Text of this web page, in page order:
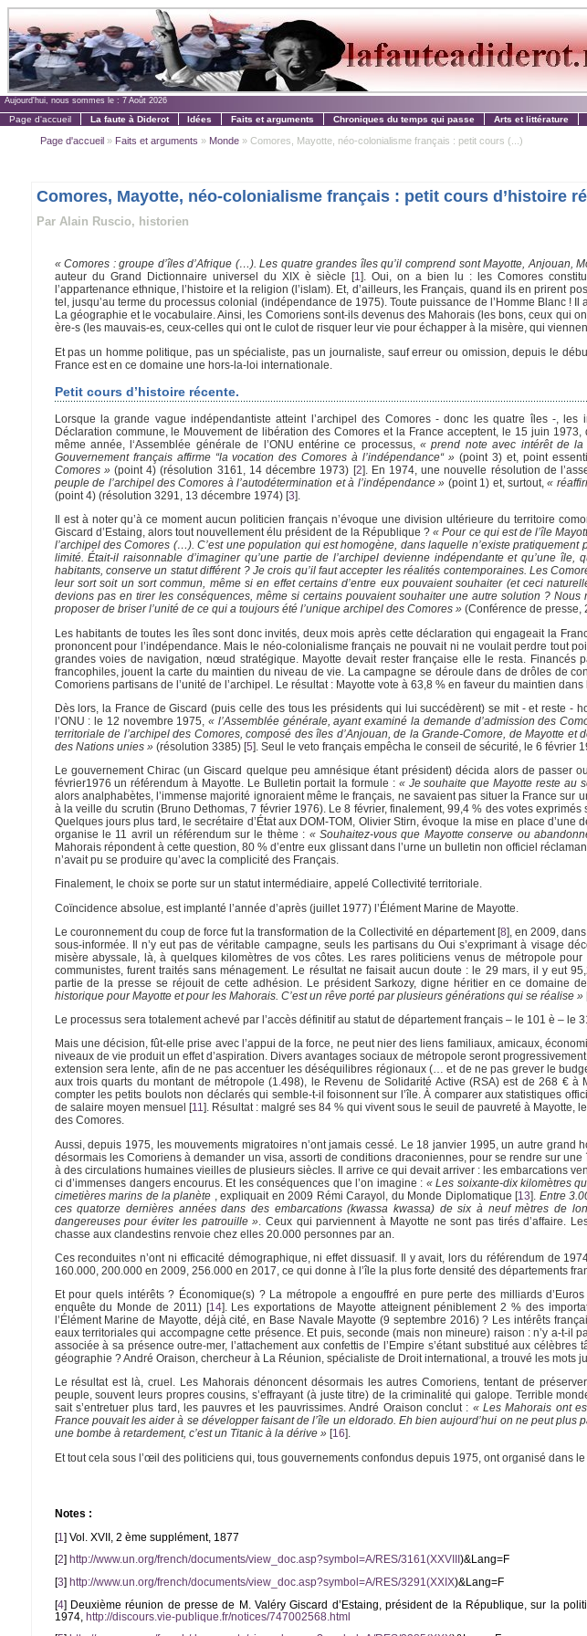
Aujourd'hui, nous sommes le : 7 Août 2026
Page d'accueil La faute à Diderot Idées Faits et arguments Chroniques du temps qui passe Arts et littérature
Page d'accueil» Faits et arguments » Monde» Comores, Mayotte, néo-colonialisme français : petit cours (...)
Comores, Mayotte, néo-colonialisme français : petit cours d’histoire
Par Alain Ruscio, historien
« Comores : groupe d’îles d’Afrique (…). Les quatre grandes îles qu’il comprend sont Mayotte, Anjouan,
auteur du Grand Dictionnaire universel du XIX è siècle [1]. Oui, on a bien lu : les Comores
l’appartenance ethnique, l’histoire et la religion (l’islam). Et, d’ailleurs, les Français, quand ils en prirent
tel, jusqu’au terme du processus colonial (indépendance de 1975). Toute puissance de l’Homme Blanc !
La géographie et le vocabulaire. Ainsi, les Comoriens sont-ils devenus des Mahorais (les bons, ceux qui
ère-s (les mauvais-es, ceux-celles qui ont le culot de risquer leur vie pour échapper à la misère, qui
Et pas un homme politique, pas un spécialiste, pas un journaliste, sauf erreur ou omission, depuis le
France est en ce domaine une hors-la-loi internationale.
Petit cours d’histoire récente.
Lorsque la grande vague indépendantiste atteint l’archipel des Comores - donc les quatre îles -, les
Déclaration commune, le Mouvement de libération des Comores et la France acceptent, le 15 juin
même année, l‘Assemblée générale de l’ONU entérine ce processus,« prend note avec intérêt de
Gouvernement français affirme “la vocation des Comores à l’indépendance“ » (point 3) et, point
Comores »(point 4) (résolution 3161, 14 décembre 1973) [2]. En 1974, une nouvelle résolution de
peuple de l’archipel des Comores à l’autodétermination et à l’indépendance » (point 1) et, surtout,«
(point 4) (résolution 3291, 13 décembre 1974)[3].
Il est à noter qu’à ce moment aucun politicien français n’évoque une division ultérieure du territoire
Giscard d’Estaing, alors tout nouvellement élu président de la République ?« Pour ce qui est de l’île
l’archipel des Comores (…). C’est une population qui est homogène, dans laquelle n’existe
limité. Était-il raisonnable d’imaginer qu’une partie de l’archipel devienne indépendante et qu’une
habitants, conserve un statut différent ? Je crois qu’il faut accepter les réalités contemporaines. Les
leur sort soit un sort commun, même si en effet certains d’entre eux pouvaient souhaiter (et ceci
devions pas en tirer les conséquences, même si certains pouvaient souhaiter une autre solution ? Nous
proposer de briser l’unité de ce qui a toujours été l’unique archipel des Comores »(Conférence de presse,
Les habitants de toutes les îles sont donc invités, deux mois après cette déclaration qui engageait la
prononcent pour l’indépendance. Mais le néo-colonialisme français ne pouvait ni ne voulait perdre tout
grandes voies de navigation, nœud stratégique. Mayotte devait rester française elle le resta. Financés
francophiles, jouent la carte du maintien du niveau de vie. La campagne se déroule dans de drôles de
Comoriens partisans de l’unité de l’archipel. Le résultat : Mayotte vote à 63,8 % en faveur du maintien dans
Dès lors, la France de Giscard (puis celle des tous les présidents qui lui succédèrent) se mit - et reste -
l’ONU : le 12 novembre 1975,« l’Assemblée générale, ayant examiné la demande d’admission des
territoriale de l’archipel des Comores, composé des îles d’Anjouan, de la Grande-Comore, de Mayotte
des Nations unies »(résolution 3385)[5]. Seul le veto français empêcha le conseil de sécurité, le 6 février
Le gouvernement Chirac (un Giscard quelque peu amnésique étant président) décida alors de passer
février1976 un référendum à Mayotte. Le Bulletin portait la formule : « Je souhaite que Mayotte reste au
alors analphabètes, l’immense majorité ignoraient même le français, ne savaient pas situer la France sur
à la veille du scrutin (Bruno Dethomas, 7 février 1976). Le 8 février, finalement, 99,4 % des votes
Quelques jours plus tard, le secrétaire d’État aux DOM-TOM, Olivier Stirn, évoque la mise en place d’une
organise le 11 avril un référendum sur le thème : « Souhaitez-vous que Mayotte conserve ou
Mahorais répondent à cette question, 80 % d’entre eux glissant dans l’urne un bulletin non officiel
n’avait pu se produire qu’avec la complicité des Français.
Finalement, le choix se porte sur un statut intermédiaire, appelé Collectivité territoriale.
Coïncidence absolue, est implanté l’année d’après (juillet 1977) l’Élément Marine de Mayotte.
Le couronnement du coup de force fut la transformation de la Collectivité en département[8], en 2009,
sous-informée. Il n’y eut pas de véritable campagne, seuls les partisans du Oui s’exprimant à visage
misère abyssale, là, à quelques kilomètres de vos côtes. Les rares politiciens venus de métropole
communistes, furent traités sans ménagement. Le résultat ne faisait aucun doute : le 29 mars, il y eut
partie de la presse se réjouit de cette adhésion. Le président Sarkozy, digne héritier en ce domaine
historique pour Mayotte et pour les Mahorais. C’est un rêve porté par plusieurs générations qui se réalise »
Le processus sera totalement achevé par l’accès définitif au statut de département français – le 101 è – le
Mais une décision, fût-elle prise avec l’appui de la force, ne peut nier des liens familiaux, amicaux,
niveaux de vie produit un effet d’aspiration. Divers avantages sociaux de métropole seront
extension sera lente, afin de ne pas accentuer les déséquilibres régionaux (… et de ne pas grever le
aux trois quarts du montant de métropole (1.498), le Revenu de Solidarité Active (RSA) est de 268 €
compter les petits boulots non déclarés qui semble-t-il foisonnent sur l’île. À comparer aux statistiques
de salaire moyen mensuel
[11]. Résultat : malgré ses 84 % qui vivent sous le seuil de pauvreté à Mayotte,
des Comores.
Aussi, depuis 1975, les mouvements migratoires n’ont jamais cessé. Le 18 janvier 1995, un autre grand
désormais les Comoriens à demander un visa, assorti de conditions draconiennes, pour se rendre sur
à des circulations humaines vieilles de plusieurs siècles. Il arrive ce qui devait arriver : les embarcations
ci d’immenses dangers encourus. Et les conséquences que l’on imagine : « Les soixante-dix kilomètres
cimetières marins de la planète
, expliquait en 2009 Rémi Carayol, du Monde Diplomatique [13] Entre
ces quatorze dernières années dans des embarcations (kwassa kwassa) de six à neuf mètres de
dangereuses pour éviter les patrouille » . Ceux qui parviennent à Mayotte ne sont pas tirés d’affaire.
chasse aux clandestins renvoie chez elles 20.000 personnes par an.
Ces reconduites n’ont ni efficacité démographique, ni effet dissuasif. Il y avait, lors du référendum de
160.000, 200.000 en 2009, 256.000 en 2017, ce qui donne à l’île la plus forte densité des départements
Et pour quels intérêts ? Économique(s) ? La métropole a engouffré en pure perte des milliards
enquête du Monde de 2011)[14]. Les exportations de Mayotte atteignent péniblement 2 % des
l’Élément Marine de Mayotte, déjà cité, en Base Navale Mayotte (9 septembre 2016) ? Les intérêts
eaux territoriales qui accompagne cette présence. Et puis, seconde (mais non mineure) raison : n’y a-t-il
associée à sa présence outre-mer, l’attachement aux confettis de l’Empire s’étant substitué aux
géographie ? André Oraison, chercheur à La Réunion, spécialiste de Droit international, a trouvé les mots
Le résultat est là, cruel. Les Mahorais dénoncent désormais les autres Comoriens, tentant de
peuple, souvent leurs propres cousins, s’effrayant (à juste titre) de la criminalité qui galope. Terrible
sait s’entretuer plus tard, les pauvres et les pauvrissimes. André Oraison conclut : « Les Mahorais ont
France pouvait les aider à se développer faisant de l’île un eldorado. Eh bien aujourd’hui on ne peut plus
une bombe à retardement, c’est un Titanic à la dérive »[16].
Et tout cela sous l’œil des politiciens qui, tous gouvernements confondus depuis 1975, ont organisé dans
Notes :
[1 ] Vol. XVII, 2 ème supplément, 1877
[2] http://www.un.org/french/documents/view_doc.asp?symbol=A/RES/3161(XXVIII )&Lang=F
[3] http://www.un.org/french/documents/view_doc.asp?symbol=A/RES/3291(XXIX)&Lang=F
[4] Deuxième réunion de presse de M. Valéry Giscard d’Estaing, président de la République, sur la
1974, http://discours.vie-publique.fr/notices/747002568.html